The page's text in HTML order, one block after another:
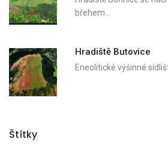
břehem…
Hradiště Butovice
Eneolitické výšinné
Štítky